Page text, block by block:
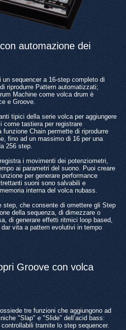
automazione dei
sequencer a 16-step completo di
riprodurre Pattern automatizzati;
Machine come volca drum è
e Groove.
tipici della serie volca per aggiungere
come tastiera per registrare
Chain permette di riprodurre
fino ad un massimo di 16 per una
256 step.
i movimenti dei potenziometri,
ai parametri del suono. Puoi creare
per generare performance
suoni sono salvabili e
interna del volca nubass.
step, che consente di omettere gli Step
della sequenza, di dimezzare o
di generare effetti ritmici loop based,
vita a pattern evolutivi in tempo
Groove con volca
tre funzioni che aggiungono ad
"Slap" e "Slide" dell’acid bass:
tramite lo step sequencer.